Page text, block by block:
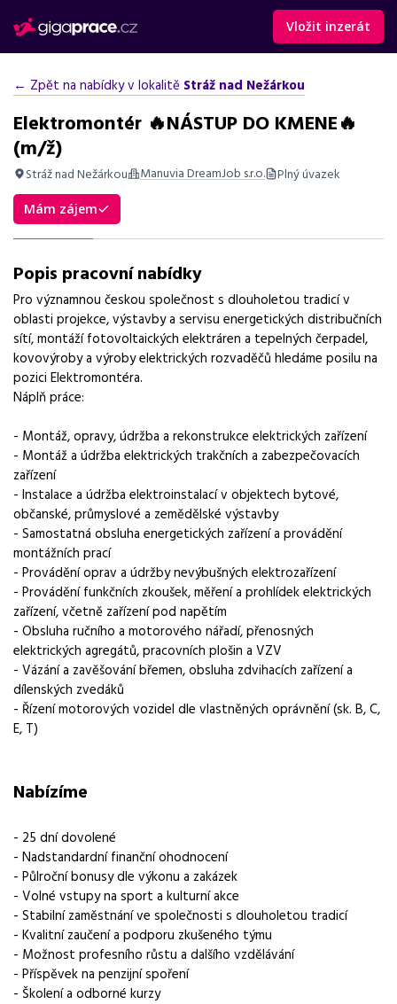
Vložit inzerát
← Zpět na nabídky v lokalitě Stráž nad Nežárkou
Elektromontér 🔥NÁSTUP DO KMENE🔥
(m/ž)
Stráž nad Nežárkou Manuvia DreamJob s.r.o. Plný úvazek
Shrnutí nabídky
Nabídka práce elektromontéra ve Stráži nad Nežárkou, vhodná
Základní informace
Pozice
Elektromontér
Normalizovaná profese
elektromontér
Obor / skupina
energetika
Lokalita nabídky
Stráž nad Nežárkou
Zaměstnavatel / agentura
Manuvia DreamJob s.r.o.
Typ úvazku
Plný úvazek
Forma práce
práce na pracovišti
Vzdělání
Bonus
Vybrané benefity
vzdělávací kurzy, školení, bonusy/prémie, dovolená 5 týdnů,
příspěvek na sport/kulturu/volný čas
Požadavky
Odbornou způsobilost dle nařízení vlády č. 194/2022 Sb., Praxi
v oboru elektro na obdobné pozici, Řidičský průkaz sk. B
Mám zájem
Popis pracovní nabídky
Pro významnou českou společnost s dlouholetou tradicí v
oblasti projekce, výstavby a servisu energetických distribučních
sítí, montáží fotovoltaických elektráren a tepelných čerpadel,
kovovýroby a výroby elektrických rozvaděčů hledáme posilu na
pozici Elektromontéra.
Náplň práce:
- Montáž, opravy, údržba a rekonstrukce elektrických zařízení
- Montáž a údržba elektrických trakčních a zabezpečovacích
zařízení
- Instalace a údržba elektroinstalací v objektech bytové,
občanské, průmyslové a zemědělské výstavby
- Samostatná obsluha energetických zařízení a provádění
montážních prací
- Provádění oprav a údržby nevýbušných elektrozařízení
- Provádění funkčních zkoušek, měření a prohlídek elektrických
zařízení, včetně zařízení pod napětím
- Obsluha ručního a motorového nářadí, přenosných
elektrických agregátů, pracovních plošin a VZV
- Vázání a zavěšování břemen, obsluha zdvihacích zařízení a
dílenských zvedáků
- Řízení motorových vozidel dle vlastněných oprávnění (sk. B, C,
E, T)
Nabízíme
- 25 dní dovolené
- Nadstandardní finanční ohodnocení
- Půlroční bonusy dle výkonu a zakázek
- Volné vstupy na sport a kulturní akce
- Stabilní zaměstnání ve společnosti s dlouholetou tradicí
- Kvalitní zaučení a podporu zkušeného týmu
- Možnost profesního růstu a dalšího vzdělávání
- Příspěvek na penzijní spoření
- Školení a odborné kurzy